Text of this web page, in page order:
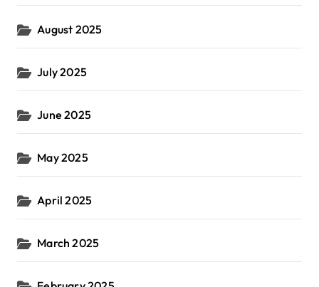
August 2025
July 2025
June 2025
May 2025
April 2025
March 2025